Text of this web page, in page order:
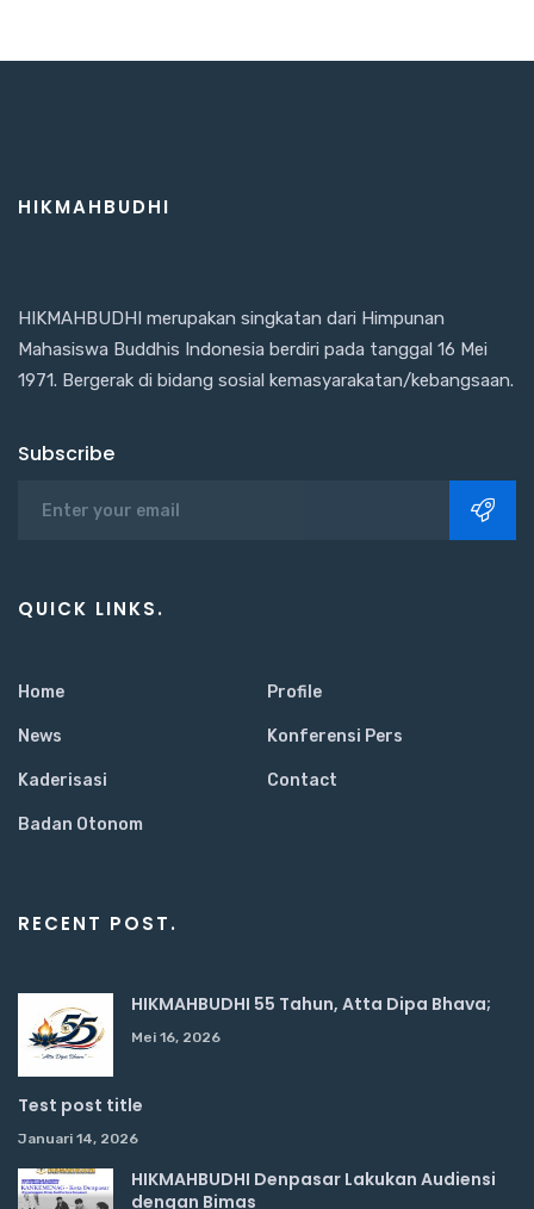
HIKMAHBUDHI
HIKMAHBUDHI merupakan singkatan dari Himpunan
Mahasiswa Buddhis Indonesia berdiri pada tanggal 16 Mei
1971. Bergerak di bidang sosial kemasyarakatan/kebangsaan.
Subscribe
QUICK LINKS.
Home Profile
News Konferensi Pers
Kaderisasi Contact
Badan Otonom
RECENT POST.
HIKMAHBUDHI 55 Tahun, Atta Dipa Bhava;
Mei 16, 2026
Test post title
Januari 14, 2026
HIKMAHBUDHI Denpasar Lakukan Audiensi
dengan Bimas